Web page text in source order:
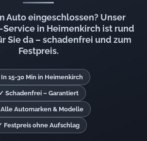
Auto eingeschlossen? Unser
in Heimenkirch ist rund
Sie da – schadenfrei und zum
Festpreis.
15-30 Min in Heimenkirch
✓ Schadenfrei – Garantiert
Automarken & Modelle
Festpreis ohne Aufschlag